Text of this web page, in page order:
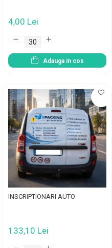
4,00 Lei
Adauga in cos
INSCRIPTIONARI AUTO
133,10 Lei